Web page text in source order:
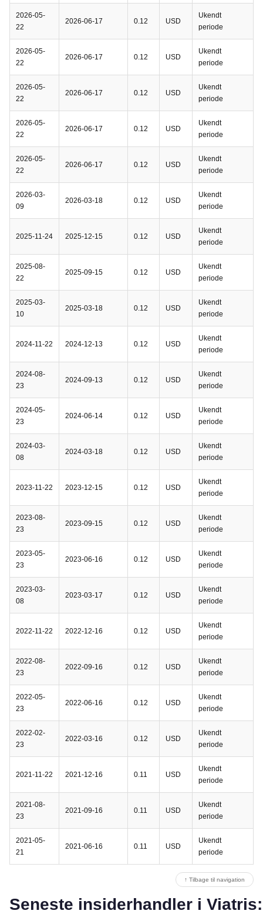
2026-05-
22
2026-06-17 0.12 USD
Ukendt
periode
2026-05-
22
2026-06-17 0.12 USD
Ukendt
periode
2026-05-
22
2026-06-17 0.12 USD
Ukendt
periode
2026-05-
22
2026-06-17 0.12 USD
Ukendt
periode
2026-05-
22
2026-06-17 0.12 USD
Ukendt
periode
2026-03-
09
2026-03-18 0.12 USD
Ukendt
periode
2025-11-24 2025-12-15 0.12 USD
Ukendt
periode
2025-08-
22
2025-09-15 0.12 USD
Ukendt
periode
2025-03-
10
2025-03-18 0.12 USD
Ukendt
periode
2024-11-22 2024-12-13 0.12 USD
Ukendt
periode
2024-08-
23
2024-09-13 0.12 USD
Ukendt
periode
2024-05-
23
2024-06-14 0.12 USD
Ukendt
periode
2024-03-
08
2024-03-18 0.12 USD
Ukendt
periode
2023-11-22 2023-12-15 0.12 USD
Ukendt
periode
2023-08-
23
2023-09-15 0.12 USD
Ukendt
periode
2023-05-
23
2023-06-16 0.12 USD
Ukendt
periode
2023-03-
08
2023-03-17 0.12 USD
Ukendt
periode
2022-11-22 2022-12-16 0.12 USD
Ukendt
periode
2022-08-
23
2022-09-16 0.12 USD
Ukendt
periode
2022-05-
23
2022-06-16 0.12 USD
Ukendt
periode
2022-02-
23
2022-03-16 0.12 USD
Ukendt
periode
2021-11-22 2021-12-16 0.11 USD
Ukendt
periode
2021-08-
23
2021-09-16 0.11 USD
Ukendt
periode
2021-05-
21
2021-06-16 0.11 USD
Ukendt
periode
↑ Tilbage til navigation
Seneste insiderhandler i